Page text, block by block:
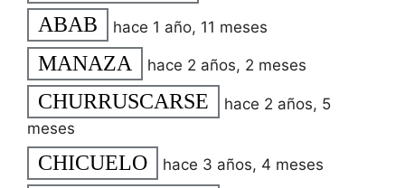
ABAB hace 1 año, 11 meses
MANAZA hace 2 años, 2 meses
CHURRUSCARSE
hace 2 años, 5
meses
CHICUELO hace 3 años, 4 meses